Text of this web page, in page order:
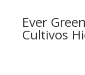
Ever
Cultivos